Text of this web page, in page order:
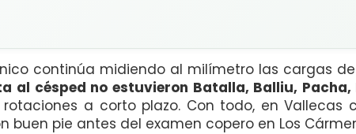
continúa midiendo al milímetro las cargas de
al césped no estuvieron Batalla, Balliu,
a corto plazo. Con todo, en
buen pie antes del examen copero en Los